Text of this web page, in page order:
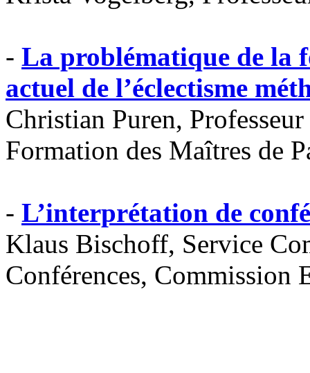
- La problématique de la
actuel de l’éclectisme
Christian Puren,
Formation des Maîtres de
- L’interprétation de
Klaus Bischoff, Service
Conférences, Commission